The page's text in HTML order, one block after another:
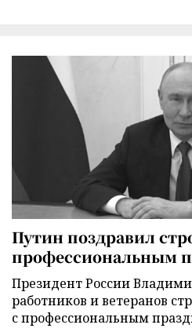
Путин поздравил
профессиональным
Президент России
работников и ветеранов
с профессиональным